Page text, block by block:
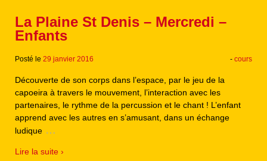
La Plaine St Denis – Mercredi –
Enfants
Posté le 29 janvier 2016 - cours
Découverte de son corps dans l’espace, par le jeu de la
capoeira à travers le mouvement, l’interaction avec les
partenaires, le rythme de la percussion et le chant ! L’enfant
apprend avec les autres en s’amusant, dans un échange
ludique …
Lire la suite ›